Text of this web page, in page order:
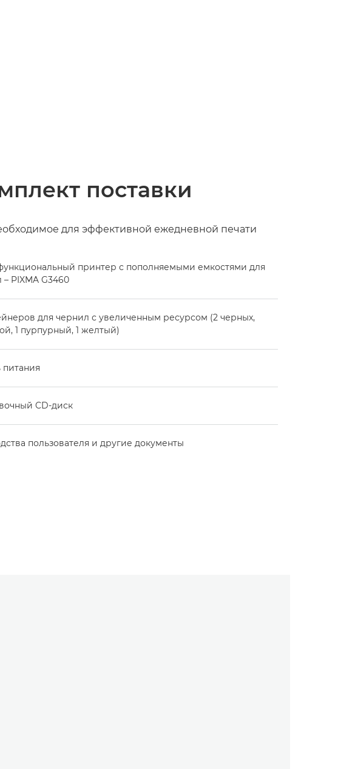
поставки
для эффективной ежедневной печати
принтер с пополняемыми емкостями для
PIXMA G3460
для чернил с увеличенным ресурсом (2 черных,
1 пурпурный, 1 желтый)
питания
CD-диск
пользователя и другие документы